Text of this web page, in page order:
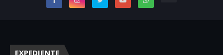
EXPEDIENTE